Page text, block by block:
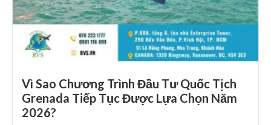
Vì Sao Chương Trình Đầu Tư Quốc Tịch
Grenada Tiếp Tục Được Lựa Chọn Năm
2026?